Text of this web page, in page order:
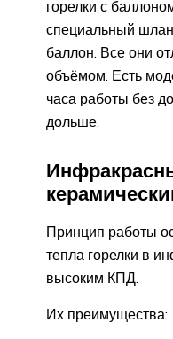
горелки с
специальный
баллон. Все они
объёмом. Есть
часа работы без
дольше.
Принцип работы
тепла горелки в
высоким КПД.
Их преимущества: